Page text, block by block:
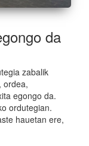
da
zabalik
ordea,
egongo da.
ordutegian.
hauetan ere,